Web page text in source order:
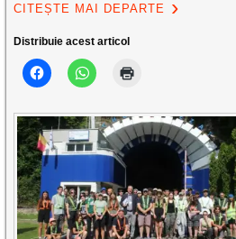
CITEȘTE MAI DEPARTE
Distribuie acest articol